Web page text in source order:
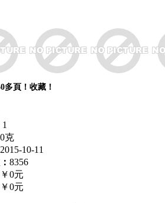
多頁！收藏！
1
0克
2015-10-11
8356
￥0元
￥0元